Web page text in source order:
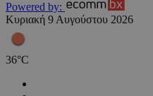
Powered by:
Κυριακή 9 Αυγούστου 2026
36°C